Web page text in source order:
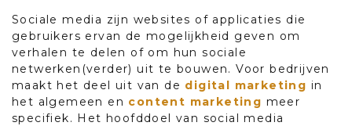
Sociale media zijn websites of applicaties die
gebruikers ervan de mogelijkheid geven om
verhalen te delen of om hun sociale
netwerken(verder) uit te bouwen. Voor bedrijven
maakt het deel uit van de digital marketing in
het algemeen en content marketing meer
specifiek. Het hoofddoel van social media